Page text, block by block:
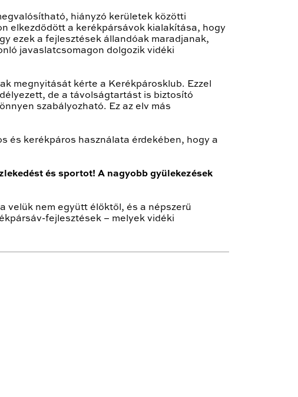
hiányzó kerületek közötti
elkezdődött a kerékpársávok kialakítása, hogy
ezek a fejlesztések állandóak maradjanak,
javaslatcsomagon dolgozik vidéki
megnyitását kérte a Kerékpárosklub. Ezzel
de a távolságtartást is biztosító
szabályozható. Ez az elv más
és kerékpáros használata érdekében, hogy a
és sportot! A nagyobb gyülekezések
velük nem együtt élőktől, és a népszerű
fejlesztések – melyek vidéki